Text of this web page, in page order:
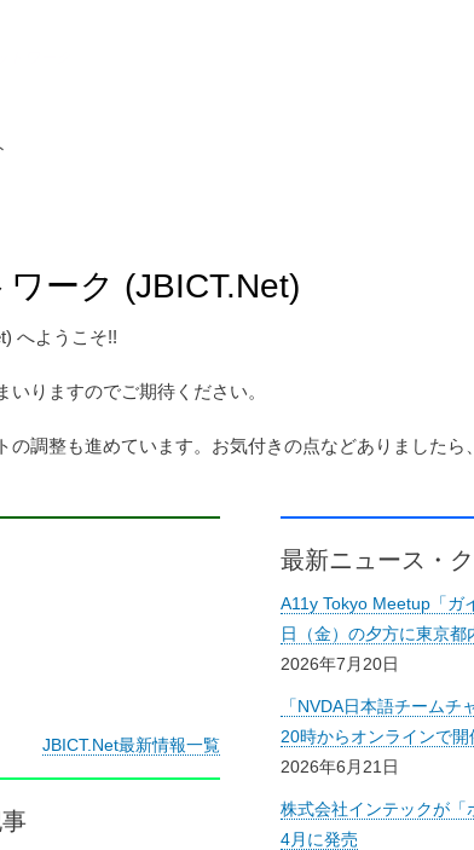
ーク (JBICT.Net)
へようこそ!!
りますのでご期待ください。
調整も進めています。お気付きの点などありましたら、
JBICT.Net最新情報一覧
最新ニュース・
A11y Tokyo Meetup「ガ
日（金）の夕方に東京
2026年7月20日
「NVDA日本語チーム
20時からオンラインで開
2026年6月21日
株式会社インテックが「
4月に発売